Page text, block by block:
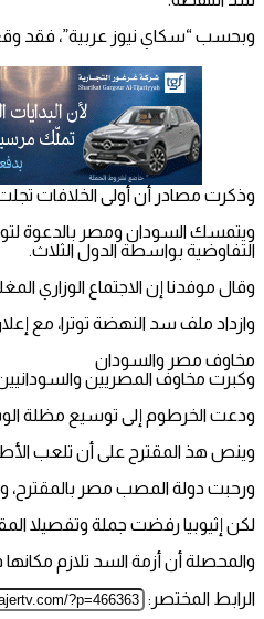
وبحسب “سكاي نيوز عربية”، فقد
وذكرت مصادر أن أولى الخلافات تجلت
ويتمسك السودان ومصر بالدعوة
التفاوضية بواسطة الدول الثلاث.
وقال موفدنا إن الاجتماع الوزاري
وازداد ملف سد النهضة توترا، مع
مخاوف مصر والسودان
وكبرت مخاوف المصريين والسودانيين
ودعت الخرطوم إلى توسيع مظلة
وينص هذ المقترح على أن تلعب
ورحبت دولة المصب مصر بالمقترح،
لكن إثيوبيا رفضت جملة وتفصيلا
والمحصلة أن أزمة السد تلازم
الرابط المختصر: